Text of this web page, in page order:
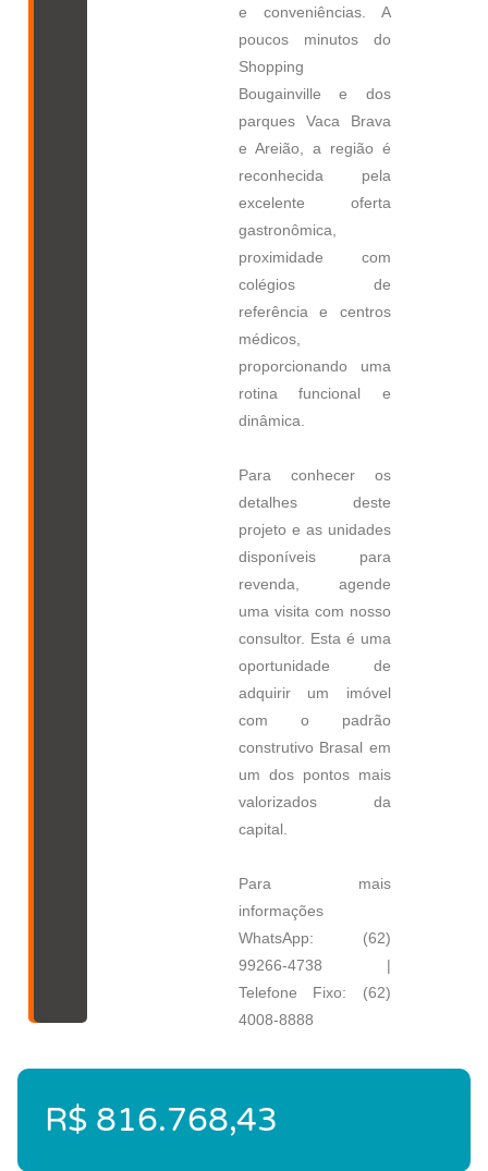
e conveniências. A
poucos minutos do
Shopping
Bougainville e dos
parques Vaca Brava
e Areião, a região é
reconhecida pela
excelente oferta
gastronômica,
proximidade com
colégios de
referência e centros
médicos,
proporcionando uma
rotina funcional e
dinâmica.
Para conhecer os
detalhes deste
projeto e as unidades
disponíveis para
revenda, agende
uma visita com nosso
consultor. Esta é uma
oportunidade de
adquirir um imóvel
com o padrão
construtivo Brasal em
um dos pontos mais
valorizados da
capital.
Para mais
informações
WhatsApp: (62)
99266-4738 |
Telefone Fixo: (62)
4008-8888
R$ 816.768,43